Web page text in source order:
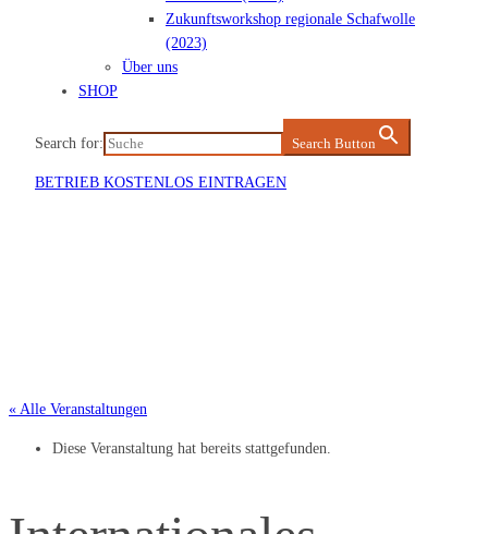
Zukunftsworkshop regionale Schafwolle
(2023)
Über uns
SHOP
Search for: Search Button
BETRIEB KOSTENLOS EINTRAGEN
« Alle Veranstaltungen
Diese Veranstaltung hat bereits stattgefunden.